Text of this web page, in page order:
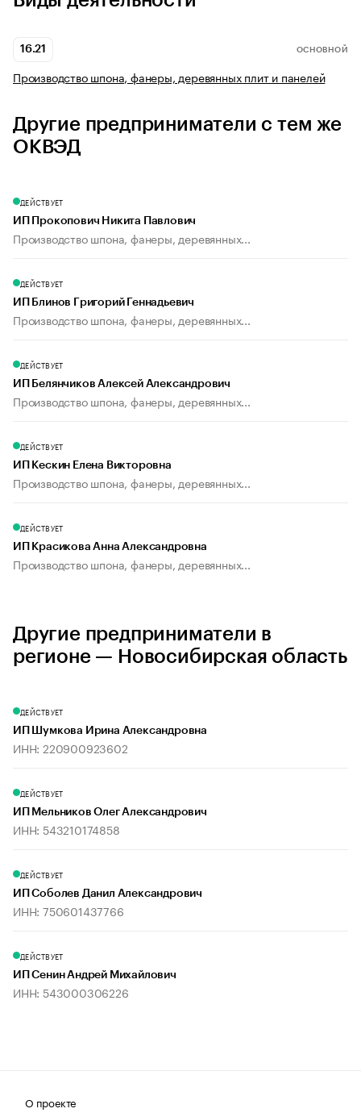
16.21 ОСНОВНОЙ
Производство шпона, фанеры, деревянных плит и панелей
Другие предприниматели с тем же
ОКВЭД
ДЕЙСТВУЕТ
ИП Прокопович Никита Павлович
Производство шпона, фанеры, деревянных...
ДЕЙСТВУЕТ
ИП Блинов Григорий Геннадьевич
Производство шпона, фанеры, деревянных...
ДЕЙСТВУЕТ
ИП Белянчиков Алексей Александрович
Производство шпона, фанеры, деревянных...
ДЕЙСТВУЕТ
ИП Кескин Елена Викторовна
Производство шпона, фанеры, деревянных...
ДЕЙСТВУЕТ
ИП Красикова Анна Александровна
Производство шпона, фанеры, деревянных...
Другие предприниматели в
регионе — Новосибирская область
ДЕЙСТВУЕТ
ИП Шумкова Ирина Александровна
ИНН: 220900923602
ДЕЙСТВУЕТ
ИП Мельников Олег Александрович
ИНН: 543210174858
ДЕЙСТВУЕТ
ИП Соболев Данил Александрович
ИНН: 750601437766
ДЕЙСТВУЕТ
ИП Сенин Андрей Михайлович
ИНН: 543000306226
О проекте